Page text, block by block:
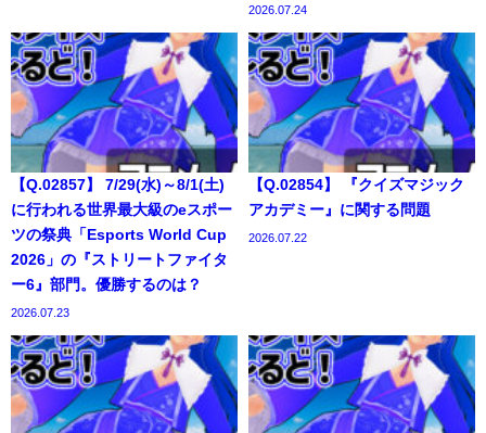
2026.07.24
【Q.02857】 7/29(水)～8/1(土)
に行われる世界最大級のeスポー
ツの祭典「Esports World Cup
2026」の『ストリートファイタ
ー6』部門。優勝するのは？
2026.07.23
【Q.02854】 『クイズマジック
アカデミー』に関する問題
2026.07.22